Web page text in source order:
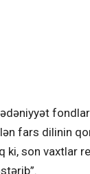
fars dilinin
ki, son vaxtlar